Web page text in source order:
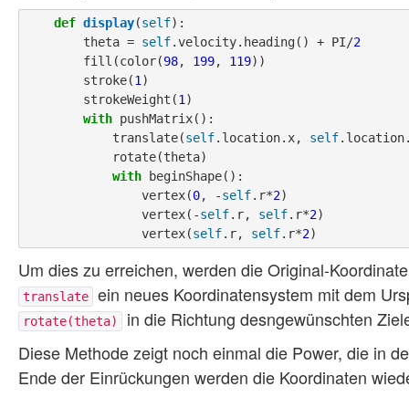
def display(self):
        theta =
self.velocity.heading() + PI/2
        fill(color(
98, 199, 119))
        stroke(
1 )
        strokeWeight(
1 )
with pushMatrix():
            translate(
self.location.x, self
with beginShape():
                vertex(
0, -self.r*2)
                vertex(-
self.r, self.r*2)
                vertex(
self.r, self.r*2
Um dies zu erreichen, werden die Original-
translate ein neues Koordinatensystem mit dem
rotate(theta)
in die Richtung desngewünschten
Diese Methode zeigt noch einmal die Power, die in
Ende der Einrückungen werden die Koordinaten